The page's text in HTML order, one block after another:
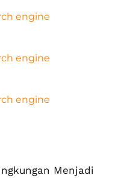
Menjadi